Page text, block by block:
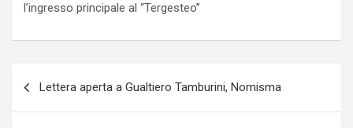
l’ingresso principale al “Tergesteo”
Lettera aperta a Gualtiero Tamburini, Nomisma